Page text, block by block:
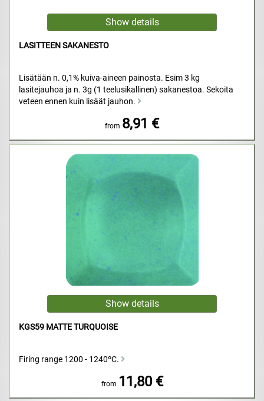
LASITTEEN SAKANESTO
Lisätään n. 0,1% kuiva-aineen painosta. Esim 3 kg
lasitejauhoa ja n. 3g (1 teelusikallinen) sakanestoa. Sekoita
veteen ennen kuin lisäät jauhon.
from 8,91 €
KGS59 MATTE TURQUOISE
Firing range 1200 - 1240ºC.
from 11,80 €